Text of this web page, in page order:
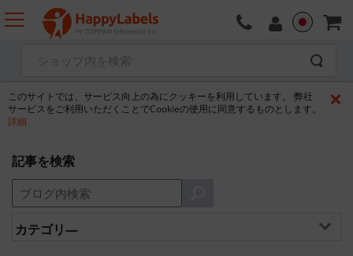
このサイトでは、サービス向上の為にクッキーを利用しています。 弊社
サービスをご利用いただくことでCookieの使用に同意するものとします。
詳細
記事を検索
カテゴリ―